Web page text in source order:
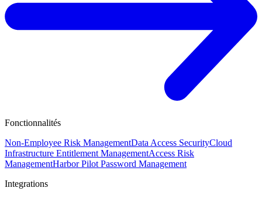
Fonctionnalités
Non-Employee Risk ManagementData Access SecurityCloud
Infrastructure Entitlement ManagementAccess Risk
ManagementHarbor Pilot Password Management
Integrations